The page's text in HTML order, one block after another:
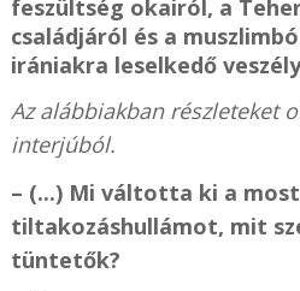
feszültség okairól, a
családjáról és a
irániakra leselkedő
Az alábbiakban részleteket
interjúból.
– (...) Mi váltotta ki a
tiltakozáshullámot, mit
tüntetők?